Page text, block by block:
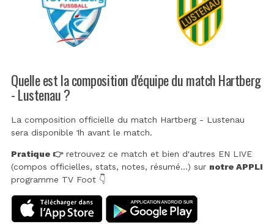
Quelle est la composition d'équipe du match Hartberg
- Lustenau ?
La composition officielle du match Hartberg - Lustenau
sera disponible 1h avant le match.
Pratique 👉retrouvez ce match et bien d'autres EN LIVE
(compos officielles, stats, notes, résumé...) sur notre APPLI
programme TV Foot 👇